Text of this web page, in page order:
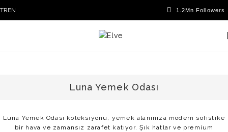
TREN
Luna Yemek Odası
Luna Yemek Odası koleksiyonu, yemek alanınıza modern sofistike
bir hava ve zamansız zarafet katıyor. Şık hatlar ve premium